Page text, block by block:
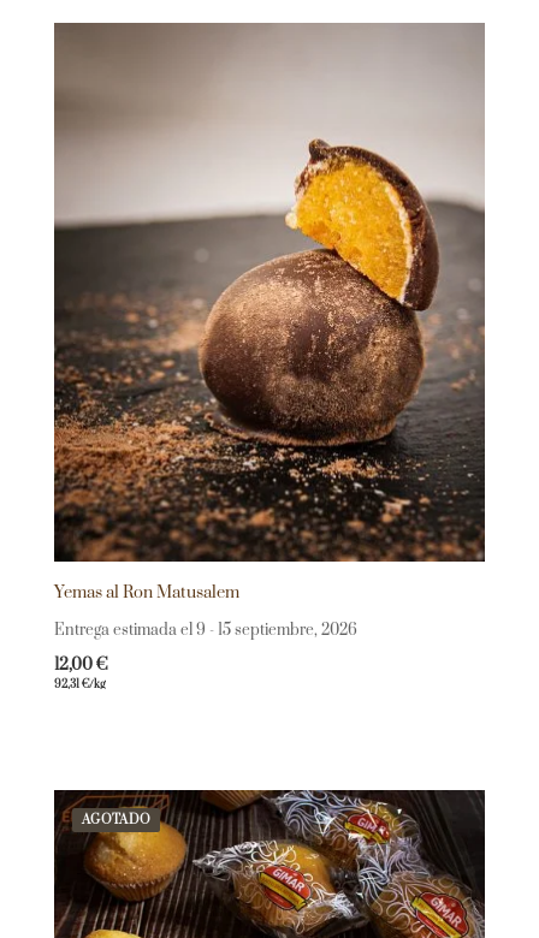
Yemas al Ron Matusalem
Entrega estimada el 9 - 15 septiembre, 2026
12,00€
92,31€/kg
AGOTADO